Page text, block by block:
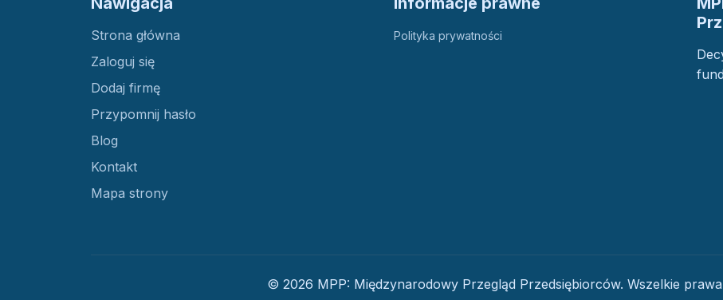
Strona główna
Zaloguj się
Dodaj firmę
Przypomnij hasło
Blog
Kontakt
Mapa strony
Polityka prywatności
© 2026 MPP: Międzynarodowy Przegląd Przedsiębiorców. Wszelkie